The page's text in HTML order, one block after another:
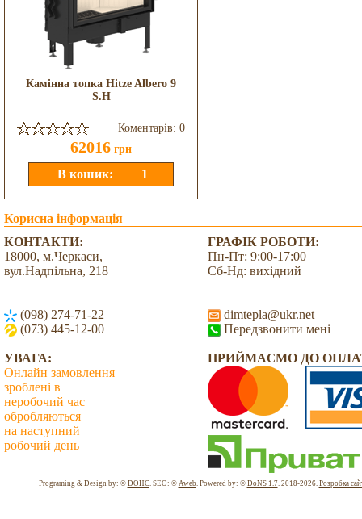
Камінна топка Hitze Albero 9
S.H
Коментарів: 0
62016 грн
Корисна інформація
КОНТАКТИ:
18000, м.Черкаси,
вул.Надпільна, 218
(098) 274-71-22
(073) 445-12-00
ГРАФІК РОБОТИ:
Пн-Пт: 9:00-17:00
Сб-Нд: вихідний
dimtepla@ukr.net
Передзвонити мені
УВАГА:
Онлайн замовлення
зроблені в
неробочий час
обробляються
на наступний
робочий день
ПРИЙМАЄМО ДО
Programing & Design by: © DOHC. SEO: © Aweb. Powered by: © DoNS 1.7. 2018-2026. Розробка